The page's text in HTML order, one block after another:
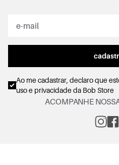
Ao me cadastrar, declaro que
uso e privacidadeda Bob Store
ACOMPANHE